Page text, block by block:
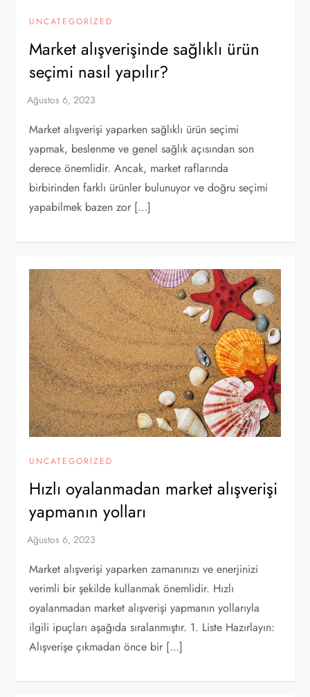
UNCATEGORIZED
Market alışverişinde sağlıklı ürün
seçimi nasıl yapılır?
Market alışverişi yaparken sağlıklı ürün seçimi
yapmak, beslenme ve genel sağlık açısından son
derece önemlidir. Ancak, market raflarında
birbirinden farklı ürünler bulunuyor ve doğru seçimi
yapabilmek bazen zor […]
UNCATEGORIZED
Hızlı oyalanmadan market alışverişi
yapmanın yolları
Market alışverişi yaparken zamanınızı ve enerjinizi
verimli bir şekilde kullanmak önemlidir. Hızlı
oyalanmadan market alışverişi yapmanın yollarıyla
ilgili ipuçları aşağıda sıralanmıştır. 1. Liste Hazırlayın:
Alışverişe çıkmadan önce bir […]